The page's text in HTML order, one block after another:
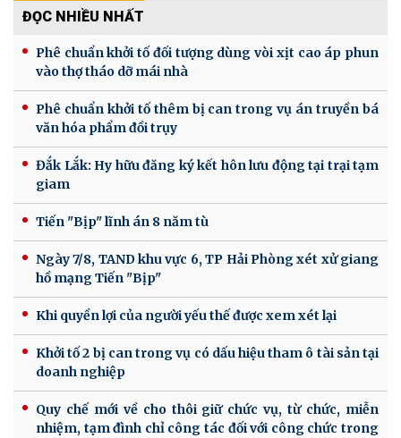
ĐỌC NHIỀU NHẤT
Phê chuẩn khởi tố đối tượng dùng vòi xịt cao áp phun
vào thợ tháo dỡ mái nhà
Phê chuẩn khởi tố thêm bị can trong vụ án truyền bá
văn hóa phẩm đồi trụy
Đắk Lắk: Hy hữu đăng ký kết hôn lưu động tại trại tạm
giam
Tiến "Bịp" lĩnh án 8 năm tù
Ngày 7/8, TAND khu vực 6, TP Hải Phòng xét xử giang
hồ mạng Tiến "Bịp"
Khi quyền lợi của người yếu thế được xem xét lại
Khởi tố 2 bị can trong vụ có dấu hiệu tham ô tài sản tại
doanh nghiệp
Quy chế mới về cho thôi giữ chức vụ, từ chức, miễn
nhiệm, tạm đình chỉ công tác đối với công chức trong